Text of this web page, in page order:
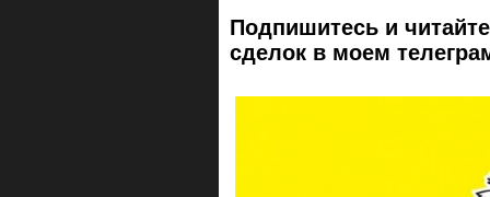
Подпишитесь и
сделок в моем